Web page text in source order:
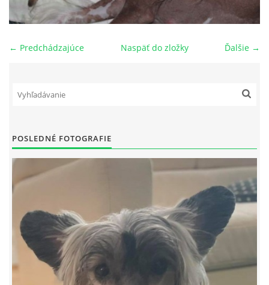
NAŠI PSI
Z TEÓRIE
KONTAKT
← Predchádzajúce Ďalšie →
Naspäť do zložky
POSLEDNÉ FOTOGRAFIE